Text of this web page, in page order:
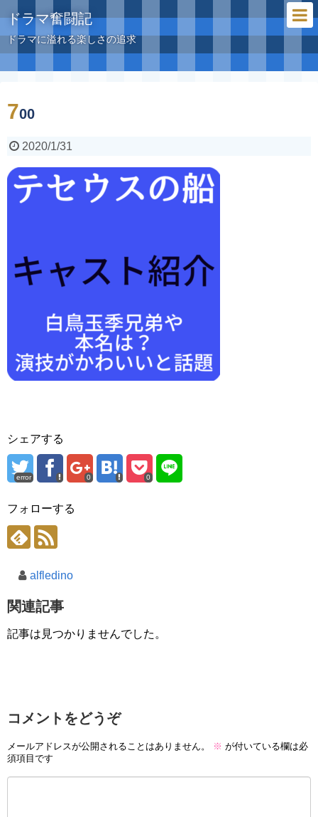
ドラマ奮闘記
ドラマに溢れる楽しさの追求
700
2020/1/31
シェアする
error 0 0
フォローする
alfledino
関連記事
記事は見つかりませんでした。
コメントをどうぞ
メールアドレスが公開されることはありません。 ※ が付いている欄は必
須項目です